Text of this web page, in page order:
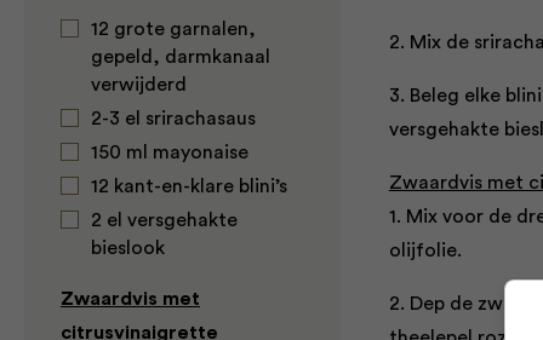
12 grote garnalen,
gepeld, darmkanaal
verwijderd
2-3 el srirachasaus
150 ml mayonaise
12 kant-en-klare blini’s
2 el versgehakte
bieslook
Zwaardvis met
citrusvinaigrette
2. Mix de
3. Beleg elke
versgehakte
Zwaardvis met
1. Mix voor de
olijfolie.
2. Dep de